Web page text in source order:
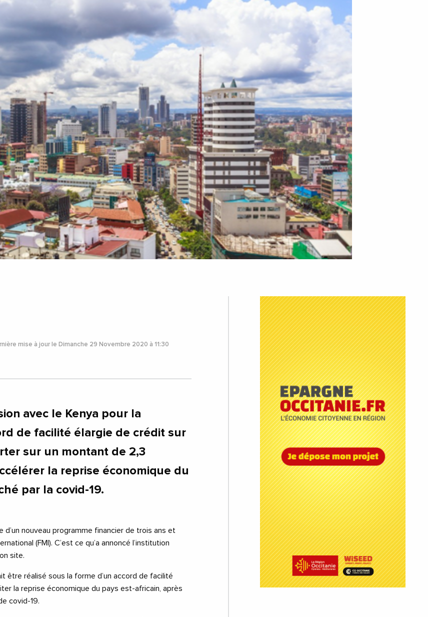
mise à jour le Dimanche 29 Novembre 2020 à 11:30
avec le Kenya pour la
de facilité élargie de crédit sur
sur un montant de 2,3
la reprise économique du
par la covid-19.
d’un nouveau programme financier de trois ans et
(FMI). C’est ce qu’a annoncé l’institution
site.
être réalisé sous la forme d’un accord de facilité
la reprise économique du pays est-africain, après
covid-19.